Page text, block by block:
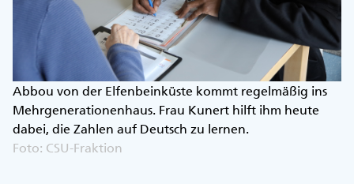
Abbou von der Elfenbeinküste kommt regelmäßig ins
Mehrgenerationenhaus. Frau Kunert hilft ihm heute
dabei, die Zahlen auf Deutsch zu lernen.
Foto: CSU-Fraktion